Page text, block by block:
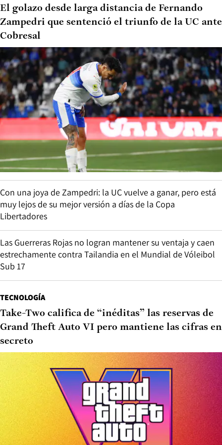
El golazo desde larga distancia de Fernando
Zampedri que sentenció el triunfo de la UC ante
Cobresal
Con una joya de Zampedri: la UC vuelve a ganar, pero está
muy lejos de su mejor versión a días de la Copa
Libertadores
Las Guerreras Rojas no logran mantener su ventaja y caen
estrechamente contra Tailandia en el Mundial de Vóleibol
Sub 17
TECNOLOGÍA
Take-Two califica de “inéditas” las reservas de
Grand Theft Auto VI pero mantiene las cifras en
secreto